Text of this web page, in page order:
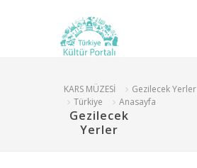
KARS MÜZESİ Gezilecek Yerler
Türkiye
Anasayfa
Gezilecek
Yerler